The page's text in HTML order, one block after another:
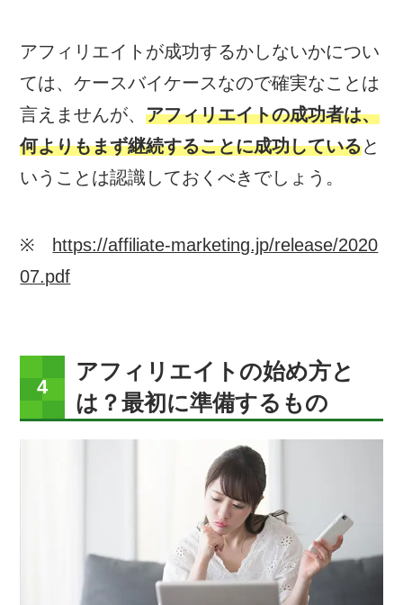
アフィリエイトが成功するかしないかについ
ては、ケースバイケースなので確実なことは
言えませんが、アフィリエイトの成功者は、
何よりもまず継続することに成功していると
いうことは認識しておくべきでしょう。
※ https://affiliate-marketing.jp/release/2020
07.pdf
アフィリエイトの始め方と
は？最初に準備するもの